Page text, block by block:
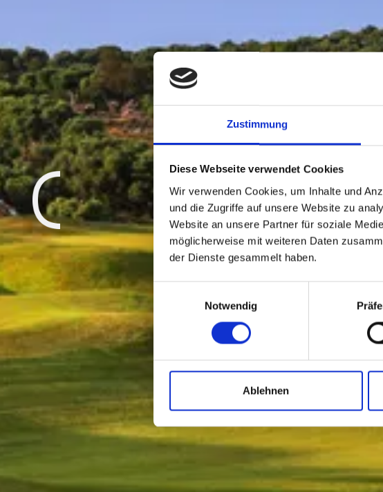
Zustimmung
Diese Webseite verwendet Cookies
Wir verwenden Cookies, um Inhalte und
und die Zugriffe auf unsere Website zu
Website an unsere Partner für soziale
möglicherweise mit weiteren Daten
der Dienste gesammelt haben.
Notwendig
Ablehnen
Previous